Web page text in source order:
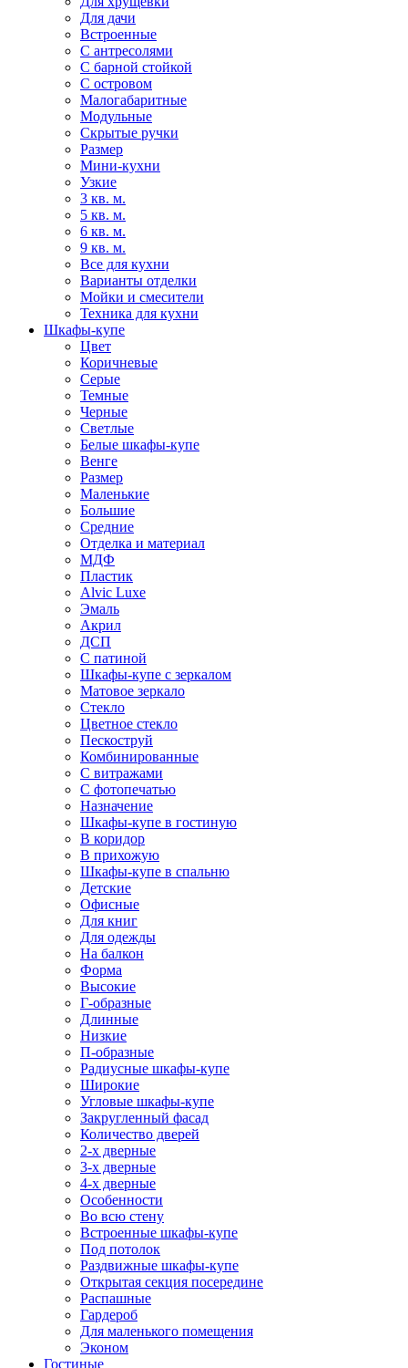
Для дачи
Встроенные
С антресолями
С барной стойкой
С островом
Малогабаритные
Модульные
Скрытые ручки
Размер
Мини-кухни
Узкие
3 кв. м.
5 кв. м.
6 кв. м.
9 кв. м.
Все для кухни
Варианты отделки
Мойки и смесители
Техника для кухни
Шкафы-купе
Цвет
Коричневые
Серые
Темные
Черные
Светлые
Белые шкафы-купе
Венге
Размер
Маленькие
Большие
Средние
Отделка и материал
МДФ
Пластик
Alvic Luxe
Эмаль
Акрил
ДСП
С патиной
Шкафы-купе с зеркалом
Матовое зеркало
Стекло
Цветное стекло
Пескоструй
Комбинированные
С витражами
С фотопечатью
Назначение
Шкафы-купе в гостиную
В коридор
В прихожую
Шкафы-купе в спальню
Детские
Офисные
Для книг
Для одежды
На балкон
Форма
Высокие
Г-образные
Длинные
Низкие
П-образные
Радиусные шкафы-купе
Широкие
Угловые шкафы-купе
Закругленный фасад
Количество дверей
2-х дверные
3-х дверные
4-х дверные
Особенности
Во всю стену
Встроенные шкафы-купе
Под потолок
Раздвижные шкафы-купе
Открытая секция посередине
Распашные
Гардероб
Для маленького помещения
Эконом
Гостиные